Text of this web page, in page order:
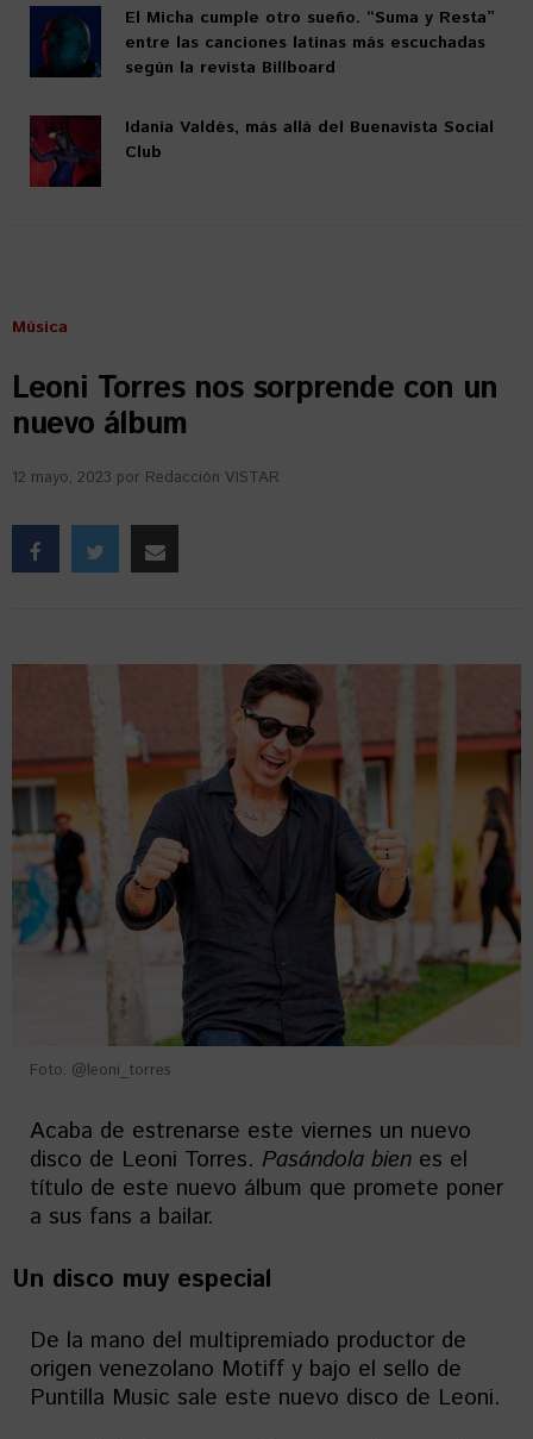
El Micha cumple otro sueño. “Suma y Resta”
entre las canciones latinas más escuchadas
según la revista Billboard
Idania Valdés, más allá del Buenavista Social
Club
Música
Leoni Torres nos sorprende con un
nuevo álbum
12 mayo, 2023 por Redacción VISTAR
Foto: @leoni_torres
Acaba de estrenarse este viernes un nuevo
disco de Leoni Torres. Pasándola bien es el
título de este nuevo álbum que promete poner
a sus fans a bailar.
Un disco muy especial
De la mano del multipremiado productor de
origen venezolano Motiff y bajo el sello de
Puntilla Music sale este nuevo disco de Leoni.